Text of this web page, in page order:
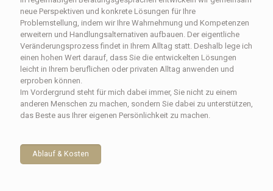
neue Perspektiven und konkrete Lösungen für Ihre
Problemstellung, indem wir Ihre Wahrnehmung und Kompetenzen
erweitern und Handlungsalternativen aufbauen. Der eigentliche
Veränderungsprozess findet in Ihrem Alltag statt. Deshalb lege ich
einen hohen Wert darauf, dass Sie die entwickelten Lösungen
leicht in Ihrem beruflichen oder privaten Alltag anwenden und
erproben können.
Im Vordergrund steht für mich dabei immer, Sie nicht zu einem
anderen Menschen zu machen, sondern Sie dabei zu unterstützen,
das Beste aus Ihrer eigenen Persönlichkeit zu machen.
Ablauf & Kosten